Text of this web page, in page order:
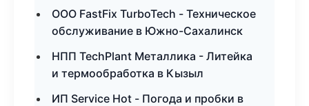
ООО FastFix TurboTech - Техническое
обслуживание в Южно-Сахалинск
НПП TechPlant Металлика - Литейка
и термообработка в Кызыл
ИП Service Hot - Погода и пробки в